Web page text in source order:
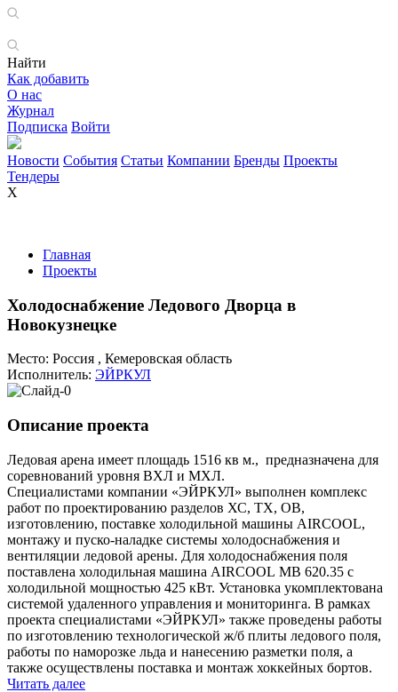
Найти
Как добавить
О нас
Журнал
Подписка Войти
Новости События Статьи Компании Бренды Проекты
Тендеры
X
Главная
Проекты
Холодоснабжение Ледового Дворца в
Новокузнецке
Место:
Россия , Кемеровская область
Исполнитель: ЭЙРКУЛ
Описание проекта
Ледовая арена имеет площадь 1516 кв м., предназначена для
соревнований уровня ВХЛ и МХЛ.
Специалистами компании «ЭЙРКУЛ» выполнен комплекс
работ по проектированию разделов ХС, ТХ, ОВ,
изготовлению, поставке холодильной машины AIRCOOL,
монтажу и пуско-наладке системы холодоснабжения и
вентиляции ледовой арены. Для холодоснабжения поля
поставлена холодильная машина AIRCOOL МВ 620.35 с
холодильной мощностью 425 кВт. Установка укомплектована
системой удаленного управления и мониторинга. В рамках
проекта специалистами «ЭЙРКУЛ» также проведены работы
по изготовлению технологической ж/б плиты ледового поля,
работы по наморозке льда и нанесению разметки поля, а
также осуществлены поставка и монтаж хоккейных бортов.
Читать далее